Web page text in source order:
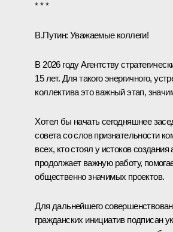
* * *
В.Путин: Уважаемые коллеги!
В 2026 году Агентству
15 лет. Для такого энергичного,
коллектива это важный этап,
Хотел бы начать сегодняшнее
совета со слов признательности
всех, кто стоял у истоков создания
продолжает важную работу,
общественно значимых проектов.
Для дальнейшего
гражданских инициатив подписан